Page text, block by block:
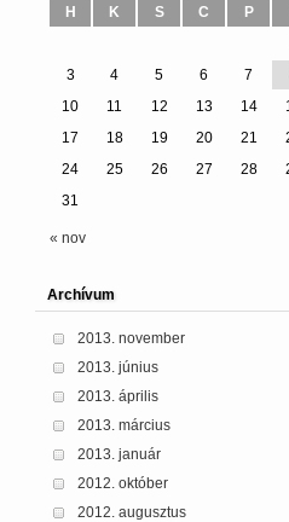
H K S C P
« nov
3
4 5 6 7
10
11 12 13 14
17
18 19 20 21
24
25 26 27 28
31
Archívum
2013. november
2013. június
2013. április
2013. március
2013. január
2012. október
2012. augusztus